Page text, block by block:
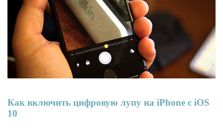
Как включить цифровую лупу на iPhone с iOS
10